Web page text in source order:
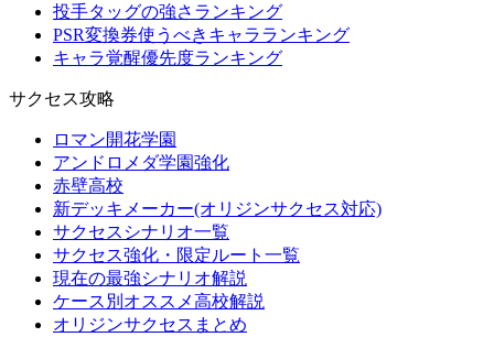
投手タッグの強さランキング
PSR変換券使うべきキャラランキング
キャラ覚醒優先度ランキング
サクセス攻略
ロマン開花学園
アンドロメダ学園強化
赤壁高校
新デッキメーカー(オリジンサクセス対応)
サクセスシナリオ一覧
サクセス強化・限定ルート一覧
現在の最強シナリオ解説
ケース別オススメ高校解説
オリジンサクセスまとめ